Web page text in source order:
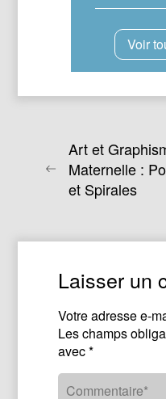
Voir
Art et
Maternelle :
et Spirales
Laisser un
Votre adresse e-
Les champs
avec*